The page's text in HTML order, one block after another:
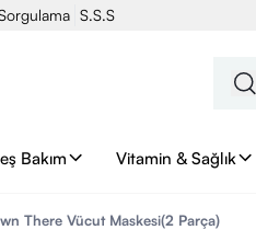
S.S.S
Bakım Vitamin & Sağlık
There Vücut Maskesi(2 Parça)